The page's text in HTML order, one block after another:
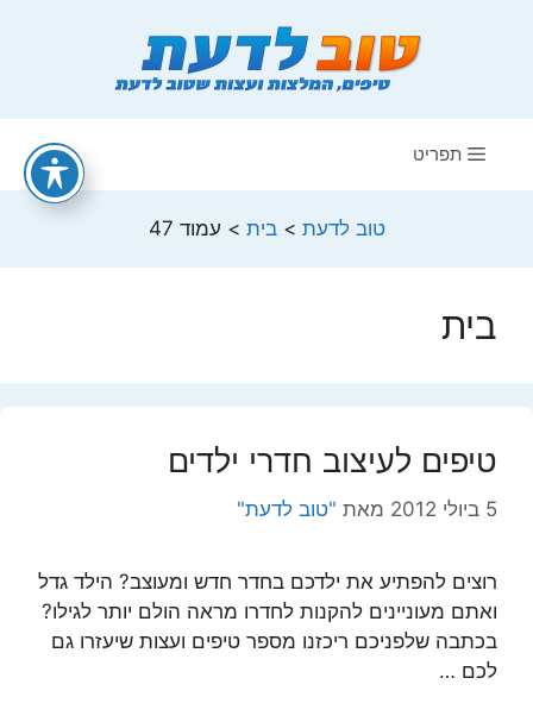
תפריט
טוב לדעת >בית > עמוד 47
בית
טיפים לעיצוב חדרי ילדים
5 ביולי 2012 מאת "טוב לדעת"
רוצים להפתיע את ילדכם בחדר חדש ומעוצב? הילד גדל
ואתם מעוניינים להקנות לחדרו מראה הולם יותר לגילו?
בכתבה שלפניכם ריכזנו מספר טיפים ועצות שיעזרו גם
לכם …